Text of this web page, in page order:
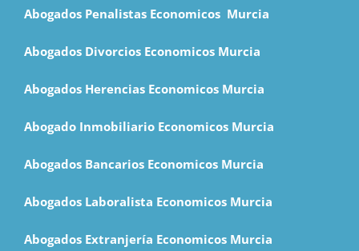
Abogados Penalistas Economicos Murcia
Abogados Divorcios Economicos Murcia
Abogados Herencias Economicos Murcia
Abogado Inmobiliario Economicos Murcia
Abogados Bancarios Economicos Murcia
Abogados Laboralista Economicos Murcia
Abogados Extranjería Economicos Murcia